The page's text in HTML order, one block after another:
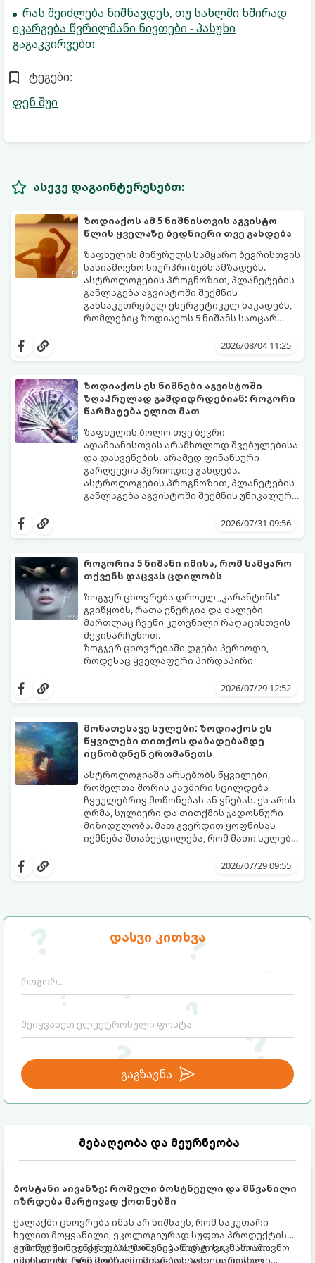
დასვი კითხვა
გაგზავნა
მებაღეობა და მეურნეობა
ბოსტანი აივანზე: რომელი ბოსტნეული და მწვანილი
იზრდება მარტივად ქოთნებში
ქალაქში ცხოვრება იმას არ ნიშნავს, რომ საკუთარი
ხელით მოყვანილი, ეკოლოგიურად სუფთა პროდუქტის
გემოზე უარი თქვათ. პატარა აივანიც კი საკმარისია
იმისათვის, რომ მოიწყოთ მინი-ბოსტანი, საიდანაც
ქოთნებში მცენარეების მოშენება მარტივი, სასიამოვნო
და ესთეტიკური ჰობია. მთავარია იცოდეთ, რომელი
რას შეიძლება ნიშნავდეს, თუ სახლში ხშირად
იკარგება წვრილმანი ნივთები - პასუხი
გაგაკვირვებთ
ტეგები:
ფენ შუი
ასევე დაგაინტერესებთ:
ზოდიაქოს ამ 5 ნიშნისთვის აგვისტო
წლის ყველაზე ბედნიერი თვე გახდება
ზაფხულის მიწურულს სამყარო ბევრისთვის
სასიამოვნო სიურპრიზებს ამზადებს.
ასტროლოგების პროგნოზით, პლანეტების
განლაგება აგვისტოში შექმნის
განსაკუთრებულ ენერგეტიკულ ნაკადებს,
რომლებიც ზოდიაქოს 5 ნიშანს საოცარ
ყველაზე ბედნიერი თვე აღმოჩნდება.
2026/08/04 11:25
ზოდიაქოს ეს ნიშნები აგვისტოში
ზღაპრულად გამდიდრდებიან: როგორი
წარმატება ელით მათ
ზაფხულის ბოლო თვე ბევრი
ადამიანისთვის არამხოლოდ შვებულებისა
და დასვენების, არამედ ფინანსური
გარღვევის პერიოდიც გახდება.
ასტროლოგების პროგნოზით, პლანეტების
განლაგება აგვისტოში შექმნის უნიკალურ
ზოდიაქოს 4 ნიშანს ფინანსური წარმატების
შორის, ვისაც აგვისტოში ფინანსური
2026/07/31 09:56
როგორია 5 ნიშანი იმისა, რომ სამყარო
თქვენს დაცვას ცდილობს
ზოგჯერ ცხოვრება დროულ „კარანტინს“
გვიწყობს, რათა ენერგია და ძალები
მართლაც ჩვენი კუთვნილი რაღაცისთვის
შევინარჩუნოთ.
ზოგჯერ ცხოვრებაში დგება პერიოდი,
როდესაც ყველაფერი პირდაპირი
იშლება მნიშვნელოვანი გარიგებები,
ახლობლებად ვთვლიდით, უეცრად მიდიან.
ასეთ მომენტებში ადვილია
სასოწარკვეთილებაში ჩავარდნა. თუმცა
ეზოთერიკასა და ფსიქოლოგიაში ეს
ფენომენი ხშირად სხვანაირად
განიხილება: როგორც სამყაროს (ან ჩვენი
არაცნობიერის) ფარული დამცავი
მექანიზმების მუშაობა, რომელთაც
რეალური, მაგრამ ჯერ კიდევ უხილავი
საფრთხისგან შორს მივყავართ.
აი, 5 აშკარა ნიშანი იმისა, რომ
მომხდარი მარცხი სასჯელი კი არა,
თქვენი დაცვისკენ მიმართული
სამყაროს მცდელობაა:
2026/07/29 12:52
მონათესავე სულები: ზოდიაქოს ეს
წყვილები თითქოს დაბადებამდე
იცნობდნენ ერთმანეთს
ასტროლოგიაში არსებობს წყვილები,
რომელთა შორის კავშირი სცილდება
ჩვეულებრივ მოწონებას ან ვნებას. ეს არის
ღრმა, სულიერი და თითქმის ჯადოსნური
მიზიდულობა. მათ გვერდით ყოფნისას
იქმნება შთაბეჭდილება, რომ მათი სულები
იდეალურ წყვილებს, რომლებიც
2026/07/29 09:55